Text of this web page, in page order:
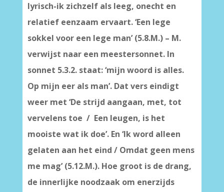
lyrisch-ik zichzelf als leeg, onecht en
relatief eenzaam ervaart. ‘Een lege
sokkel voor een lege man’ (5.8.M.) – M.
verwijst naar een meestersonnet. In
sonnet 5.3.2. staat: ‘mijn woord is alles.
Op mijn eer als man’. Dat vers eindigt
weer met ‘De strijd aangaan, met, tot
vervelens toe / Een leugen, is het
mooiste wat ik doe’. En ‘Ik word alleen
gelaten aan het eind / Omdat geen mens
me mag’ (5.12.M.). Hoe groot is de drang,
de innerlijke noodzaak om enerzijds